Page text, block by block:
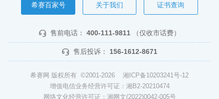
希赛百家号 关于我们 证书查询
售前电话： 400-111-9811 （仅收市话费）
售后投诉： 156-1612-8671
希赛网 版权所有 ©2001-2026 湘ICP备10203241号-12
增值电信业务经营许可证：湘B2-20210474
网络文化经营许可证：湘网文(2022)0042-005号